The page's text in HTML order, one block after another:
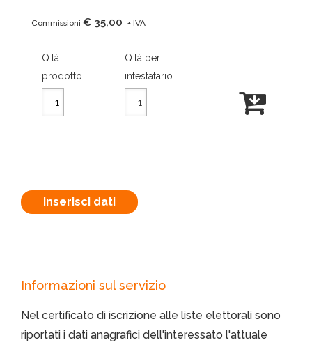
Commissioni € 35,00 + IVA
Q.tà
prodotto
Q.tà per
intestatario
Inserisci dati
Informazioni sul servizio
Nel certificato di iscrizione alle liste elettorali sono
riportati i dati anagrafici dell'interessato l'attuale